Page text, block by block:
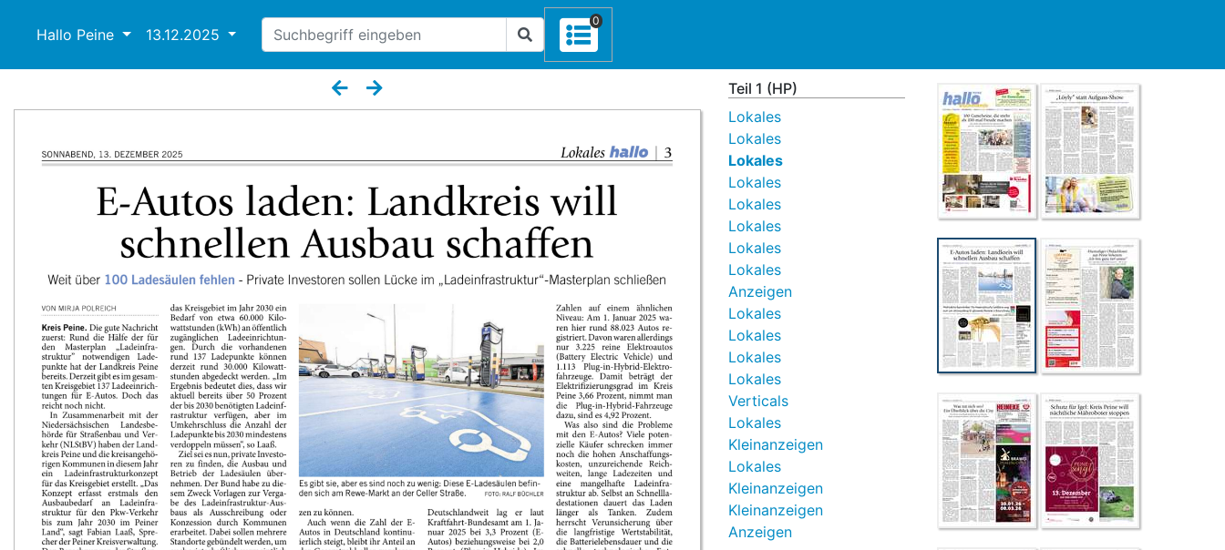
Hallo Peine 13.12.2025
0
Teil 1 (HP)
Lokales
Lokales
Lokales
Lokales
Lokales
Lokales
Lokales
Lokales
Anzeigen
Lokales
Lokales
Lokales
Lokales
Verticals
Lokales
Kleinanzeigen
Lokales
Kleinanzeigen
Kleinanzeigen
Anzeigen